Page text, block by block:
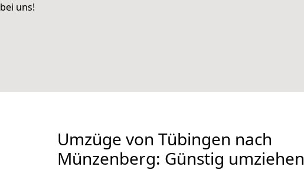
uns!
Umzüge von Tübingen nach
Münzenberg: Günstig umziehen